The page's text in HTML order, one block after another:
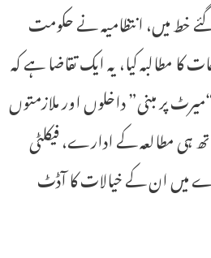
خط میں، انتظامیہ نے حکومت
کا مطالبہ کیا، یہ ایک تقاضا ہے کہ
پر مبنی” داخلوں اور ملازمتوں
ہی مطالعہ کے ادارے، فیکلٹی
میں ان کے خیالات کا آڈٹ